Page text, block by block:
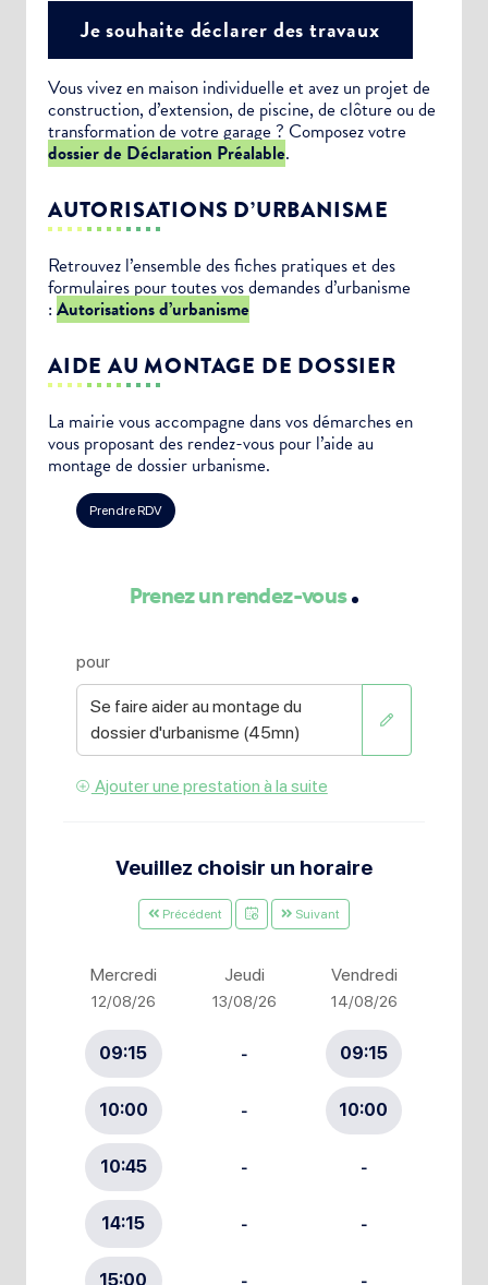
Je souhaite déclarer des travaux
Vous vivez en maison individuelle et avez un projet de
construction, d’extension, de piscine, de clôture ou de
transformation de votre garage ? Composez votre
dossier de Déclaration Préalable.
AUTORISATIONS D’URBANISME
Retrouvez l’ensemble des fiches pratiques et des
formulaires pour toutes vos demandes d’urbanisme
: Autorisations d’urbanisme
AIDE AU MONTAGE DE DOSSIER
La mairie vous accompagne dans vos démarches en
vous proposant des rendez-vous pour l’aide au
montage de dossier urbanisme.